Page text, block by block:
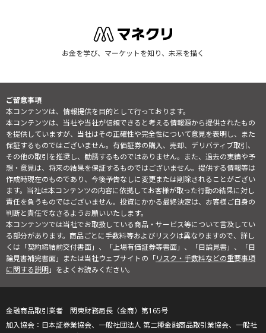
お金を学び、マーケットを知り、未来を描く
ご留意事項
本コンテンツは、情報提供を目的として行っております。
本コンテンツは、当社や当社が信頼できると考える情報源から提供されたもの
を提供していますが、当社はその正確性や完全性について意見を表明し、また
保証するものではございません。有価証券の購入、売却、デリバティブ取引、
その他の取引を推奨し、勧誘するものではありません。また、過去の実績や予
想・意見は、将来の結果を保証するものではございません。提供する情報等は
作成時現在のものであり、今後予告なしに変更または削除されることがござい
ます。当社は本コンテンツの内容に依拠してお客様が取った行動の結果に対し
責任を負うものではございません。投資にかかる最終決定は、お客様ご自身の
判断と責任でなさるようお願いいたします。
本コンテンツでは当社でお取扱している商品・サービス等について言及してい
る部分があります。商品ごとに手数料等およびリスクは異なりますので、詳し
くは「契約締結前交付書面」、「上場有価証券等書面」、「目論見書」、「目
論見書補完書面」または当社ウェブサイトの「リスク・手数料などの重要事項
に関する説明」をよくお読みください。
金融商品取引業者 関東財務局長（金商）第165号
日本証券業協会、一般社団法人 第二種金融商品取引業協会、一般社